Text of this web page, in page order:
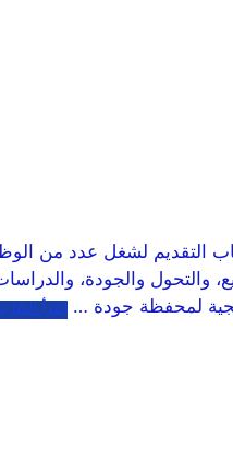
التقديم لشغل عدد من
والتحول والجودة،
لمحفظة جودة … اقرأ